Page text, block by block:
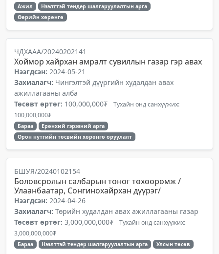
Ажил
Нээлттэй тендер шалгаруулалтын арга
Өөрийн хөрөнгө
ЧДХААА/20240202141
Хоймор хайрхан амралт сувиллын газар гэр авах
Нээгдсэн: 2024-05-21
Захиалагч: Чингэлтэй дүүргийн худалдан авах
ажиллагааны алба
Төсөвт өртөг: 100,000,000₮ Тухайн онд санхүүжих:
100,000,000₮
Бараа
Ерөнхий гэрээний арга
Орон нутгийн төсвийн хөрөнгө оруулалт
БШУЯ/20240102154
Боловсролын салбарын тоног төхөөрөмж /
Улаанбаатар, Сонгинохайрхан дүүрэг/
Нээгдсэн: 2024-04-26
Захиалагч: Төрийн худалдан авах ажиллагааны газар
Төсөвт өртөг: 3,000,000,000₮ Тухайн онд санхүүжих:
3,000,000,000₮
Бараа Нээлттэй тендер шалгаруулалтын арга Улсын төсөв